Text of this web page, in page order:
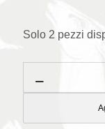
Solo 2 pezzi
bambole
quantità